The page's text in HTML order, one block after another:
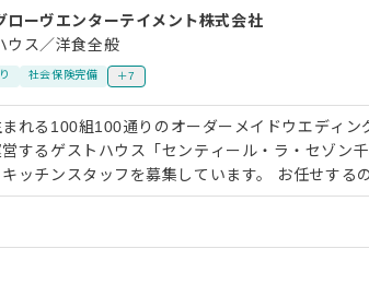
ローヴエンターテイメント株式会社
ウス／洋食全般
社会保険完備 ＋7
れる100組100通りのオーダーメイドウエディン
するゲストハウス「センティール・ラ・セゾン
ッフを募集しています。 お任せするのは、和食・洋
イストを取り入れたジャンルレスな創作コース
これまでのスキルに応じた調理全般からスタート
ニュー開発、試作、原価管理のマネジメント業
社内のポストが空けばそ